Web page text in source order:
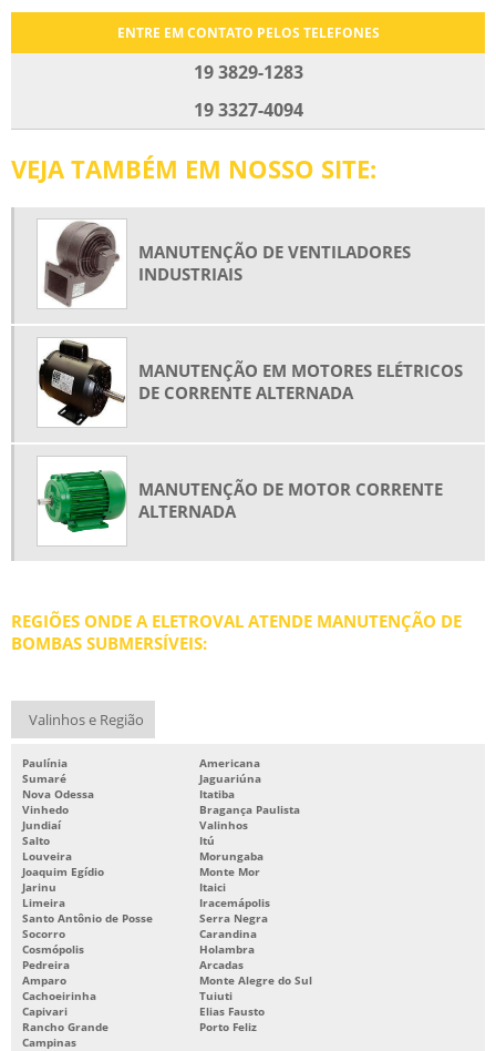
MANUTENÇÃO DE MOTORES CC
MANUTENÇÃO DE MOTORES TRIFÁSICOS
MANUTENÇÃO DE VENTILADORES INDUSTRIAIS
MANUTENÇÃO EM MOTORES ELÉTRICOS DE CORRENTE ALTERNADA
MANUTENÇÃO PREVENTIVA DE MOTORES ELÉTRICOS
MANUTENÇÃO PREVENTIVA MOTORES CC
MOTOR DE CORRENTE ALTERNADA
MOTOR DE INDUÇÃO TRIFÁSICO
MOTORES ELÉTRICOS DE INDUÇÃO
REBOBINAGEM DE MOTOR DE INDUÇÃO
REBOBINAGEM DE MOTORES
REBOBINAGEM DE MOTORES ELÉTRICOS
REBOBINAMENTO DE MOTORES
REBOBINAMENTO DE MOTORES SP
REPARO DE MOTORES ELÉTRICOS
SERVIÇOS DE BOMBAS
ENTRE EM CONTATO PELOS TELEFONES
19 3829-1283
19 3327-4094
VEJA TAMBÉM EM NOSSO SITE:
MANUTENÇÃO DE VENTILADORES
INDUSTRIAIS
MANUTENÇÃO EM MOTORES ELÉTRICOS
DE CORRENTE ALTERNADA
MANUTENÇÃO DE MOTOR CORRENTE
ALTERNADA
REGIÕES ONDE A ELETROVAL ATENDE MANUTENÇÃO DE
BOMBAS SUBMERSÍVEIS:
Valinhos e Região
Paulínia
Americana
Sumaré
Jaguariúna
Nova Odessa
Itatiba
Vinhedo
Bragança Paulista
Jundiaí
Valinhos
Salto
Itú
Louveira
Morungaba
Joaquim Egídio
Monte Mor
Jarinu
Itaici
Limeira
Iracemápolis
Santo Antônio de Posse
Serra Negra
Socorro
Carandina
Cosmópolis
Holambra
Pedreira
Arcadas
Amparo
Monte Alegre do Sul
Cachoeirinha
Tuiuti
Capivari
Elias Fausto
Rancho Grande
Porto Feliz
Campinas